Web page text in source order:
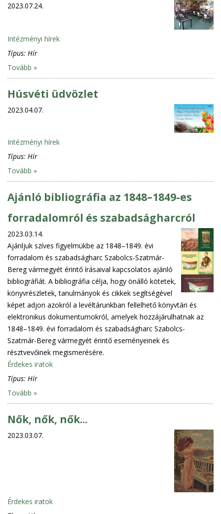
2023.07.24.
Intézményi hírek
Típus: Hír
Tovább »
Húsvéti üdvözlet
2023.04.07.
Intézményi hírek
Típus: Hír
Tovább »
Ajánló bibliográfia az 1848–1849-es
forradalomról és szabadságharcról
2023.03.14.
Ajánljuk szíves figyelmükbe az 1848–1849. évi
forradalom és szabadságharc Szabolcs-Szatmár-
Bereg vármegyét érintő írásaival kapcsolatos ajánló
bibliográfiát. A bibliográfia célja, hogy önálló kötetek,
könyvrészletek, tanulmányok és cikkek segítségével
képet adjon azokról a levéltárunkban fellelhető könyvtári és
elektronikus dokumentumokról, amelyek hozzájárulhatnak az
1848–1849. évi forradalom és szabadságharc Szabolcs-
Szatmár-Bereg vármegyét érintő eseményeinek és
résztvevőinek megismerésére.
Érdekes iratok
Típus: Hír
Tovább »
Nők, nők, nők...
2023.03.07.
Érdekes iratok